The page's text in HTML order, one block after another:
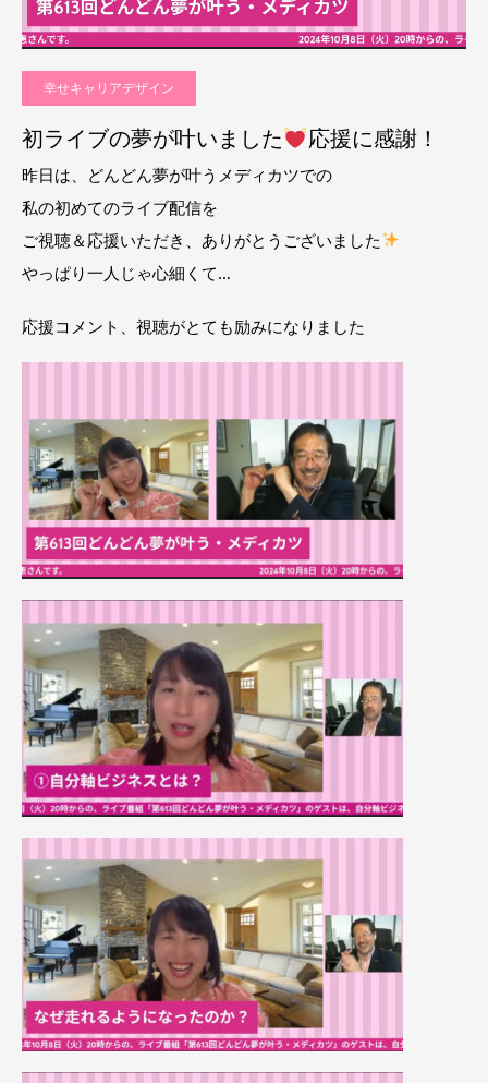
幸せキャリアデザイン
初ライブの夢が叶いました 応援に感謝！
昨日は、どんどん夢が叶うメディカツでの
私の初めてのライブ配信を
ご視聴＆応援いただき、ありがとうございました
やっぱり一人じゃ心細くて…
応援コメント、視聴がとても励みになりました